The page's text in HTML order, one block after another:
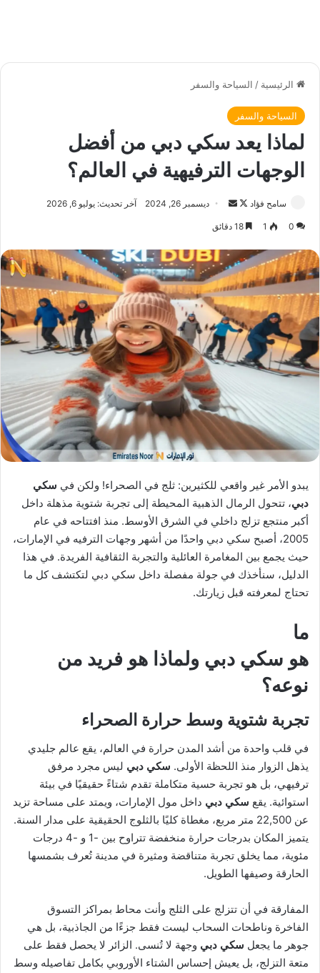
الرئيسية / السياحة والسفر
السياحة والسفر
لماذا يعد سكي دبي من أفضل
الوجهات الترفيهية في العالم؟
سامح فؤاد
ت
ا
ع
ع
ل
ى
X
ل
ب
ر
ي
د
إ
ك
ت
ن
ديسمبر 26, 2024 آخر تحديث: يوليو 6, 2026
0
1
يبدو الأمر غير واقعي للكثيرين: ثلج في الصحراء! ولكن في سكي
دبي، تتحول الرمال الذهبية المحيطة إلى تجربة شتوية مذهلة داخل
أكبر منتجع تزلج داخلي في الشرق الأوسط. منذ افتتاحه في عام
2005، أصبح سكي دبي واحدًا من أشهر وجهات الترفيه في الإمارات،
حيث يجمع بين المغامرة العائلية والتجربة الثقافية الفريدة. في هذا
الدليل، سنأخذك في جولة مفصلة داخل سكي دبي لتكتشف كل ما
تحتاج لمعرفته قبل زيارتك.
ما
هو سكي دبي ولماذا هو فريد من
نوعه؟
تجربة شتوية وسط حرارة الصحراء
في قلب واحدة من أشد المدن حرارة في العالم، يقع عالم جليدي
يذهل الزوار منذ اللحظة الأولى. سكي دبي ليس مجرد مرفق
ترفيهي، بل هو تجربة حسية متكاملة تقدم شتاءً حقيقيًا في بيئة
استوائية. يقع سكي دبي داخل مول الإمارات، ويمتد على مساحة تزيد
عن 22,500 متر مربع، مغطاة كليًا بالثلوج الحقيقية على مدار السنة.
يتميز المكان بدرجات حرارة منخفضة تتراوح بين -1 و -4 درجات
مئوية، مما يخلق تجربة متناقضة ومثيرة في مدينة تُعرف بشمسها
الحارقة وصيفها الطويل.
المفارقة في أن تتزلج على الثلج وأنت محاط بمراكز التسوق
الفاخرة وناطحات السحاب ليست فقط جزءًا من الجاذبية، بل هي
جوهر ما يجعل سكي دبي وجهة لا تُنسى. الزائر لا يحصل فقط على
متعة التزلج، بل يعيش إحساس الشتاء الأوروبي بكامل تفاصيله وسط